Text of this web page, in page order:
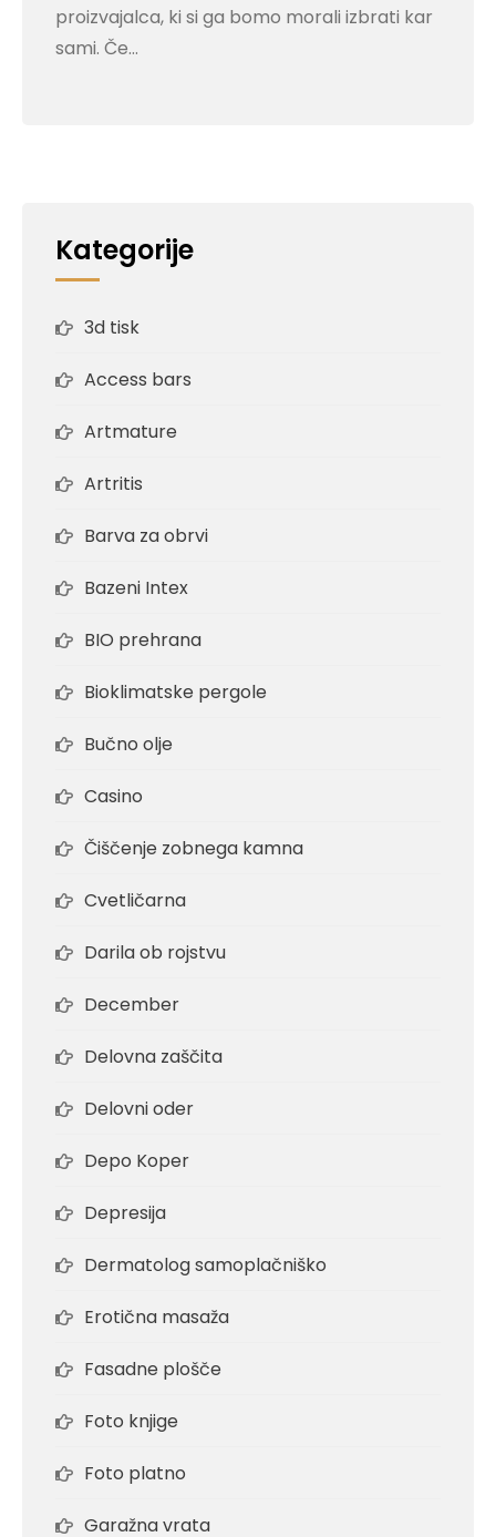
proizvajalca, ki si ga bomo morali izbrati kar
sami. Če…
Kategorije
3d tisk
Access bars
Artmature
Artritis
Barva za obrvi
Bazeni Intex
BIO prehrana
Bioklimatske pergole
Bučno olje
Casino
Čiščenje zobnega kamna
Cvetličarna
Darila ob rojstvu
December
Delovna zaščita
Delovni oder
Depo Koper
Depresija
Dermatolog samoplačniško
Erotična masaža
Fasadne plošče
Foto knjige
Foto platno
Garažna vrata